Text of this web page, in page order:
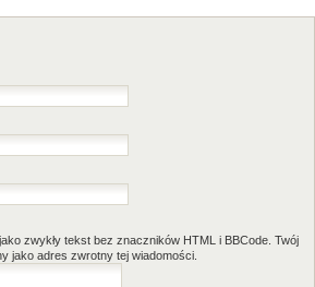
k
zwykły tekst bez znaczników HTML i BBCode. Twój
jako adres zwrotny tej wiadomości.